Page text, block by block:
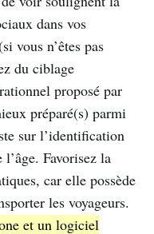
dans vos
vous n’êtes pas
du ciblage
proposé par
préparé(s) parmi
sur l’identification
Favorisez la
car elle possède
les voyageurs.
et un logiciel